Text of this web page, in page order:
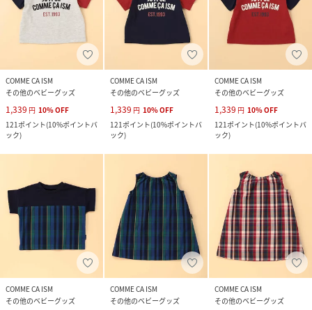
COMME CA ISM
その他のベビーグッズ
1,339 円 10%OFF
121ポイント(10%ポイントバ
ック)
COMME CA ISM
その他のベビーグッズ
1,339 円 10%OFF
121ポイント(10%ポイントバ
ック)
COMME CA ISM
その他のベビーグッズ
1,339 円 10%OFF
121ポイント(10%ポイントバ
ック)
COMME CA ISM
その他のベビーグッズ
COMME CA ISM
その他のベビーグッズ
COMME CA ISM
その他のベビーグッズ